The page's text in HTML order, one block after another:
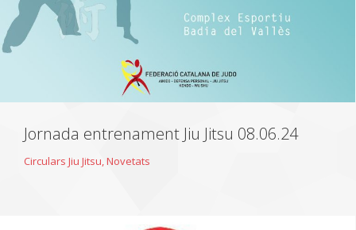
Jornada entrenament Jiu Jitsu 08.06.24
Circulars Jiu Jitsu,Novetats